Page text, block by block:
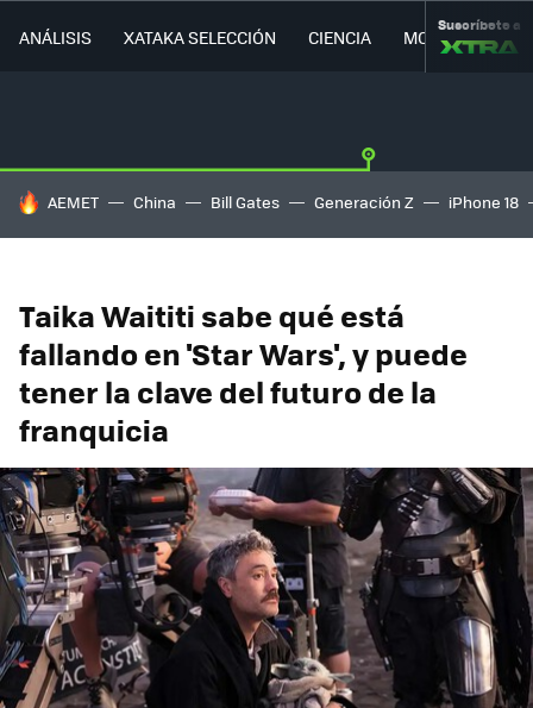
ANÁLISIS XATAKA SELECCIÓN CIENCIA MOVILIDAD
Suscríbete a
HOY SE HABLA DE
AEMET China Bill Gates Generación Z iPhone 18
Taika Waititi sabe qué está
fallando en 'Star Wars', y puede
tener la clave del futuro de la
franquicia